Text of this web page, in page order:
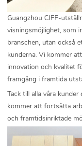
Guangzhou CIFF-
visningsmöjlighet, som
branschen, utan också
kunderna. Vi kommer
innovation och kvalitet
framgång i framtida
Tack till alla våra
kommer att fortsätta
och framtidsinriktade